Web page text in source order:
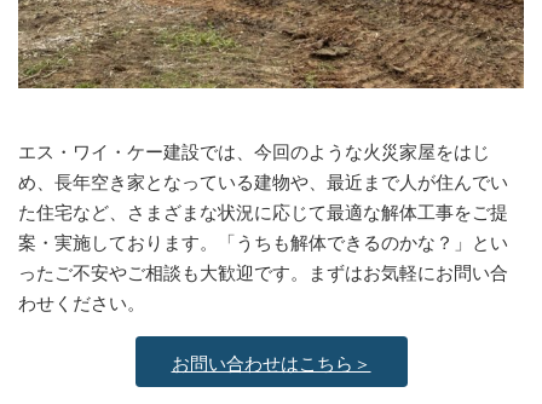
エス・ワイ・ケー建設では、今回のような火災家屋をはじ
め、長年空き家となっている建物や、最近まで人が住んでい
た住宅など、さまざまな状況に応じて最適な解体工事をご提
案・実施しております。「うちも解体できるのかな？」とい
ったご不安やご相談も大歓迎です。まずはお気軽にお問い合
わせください。
お問い合わせはこちら＞